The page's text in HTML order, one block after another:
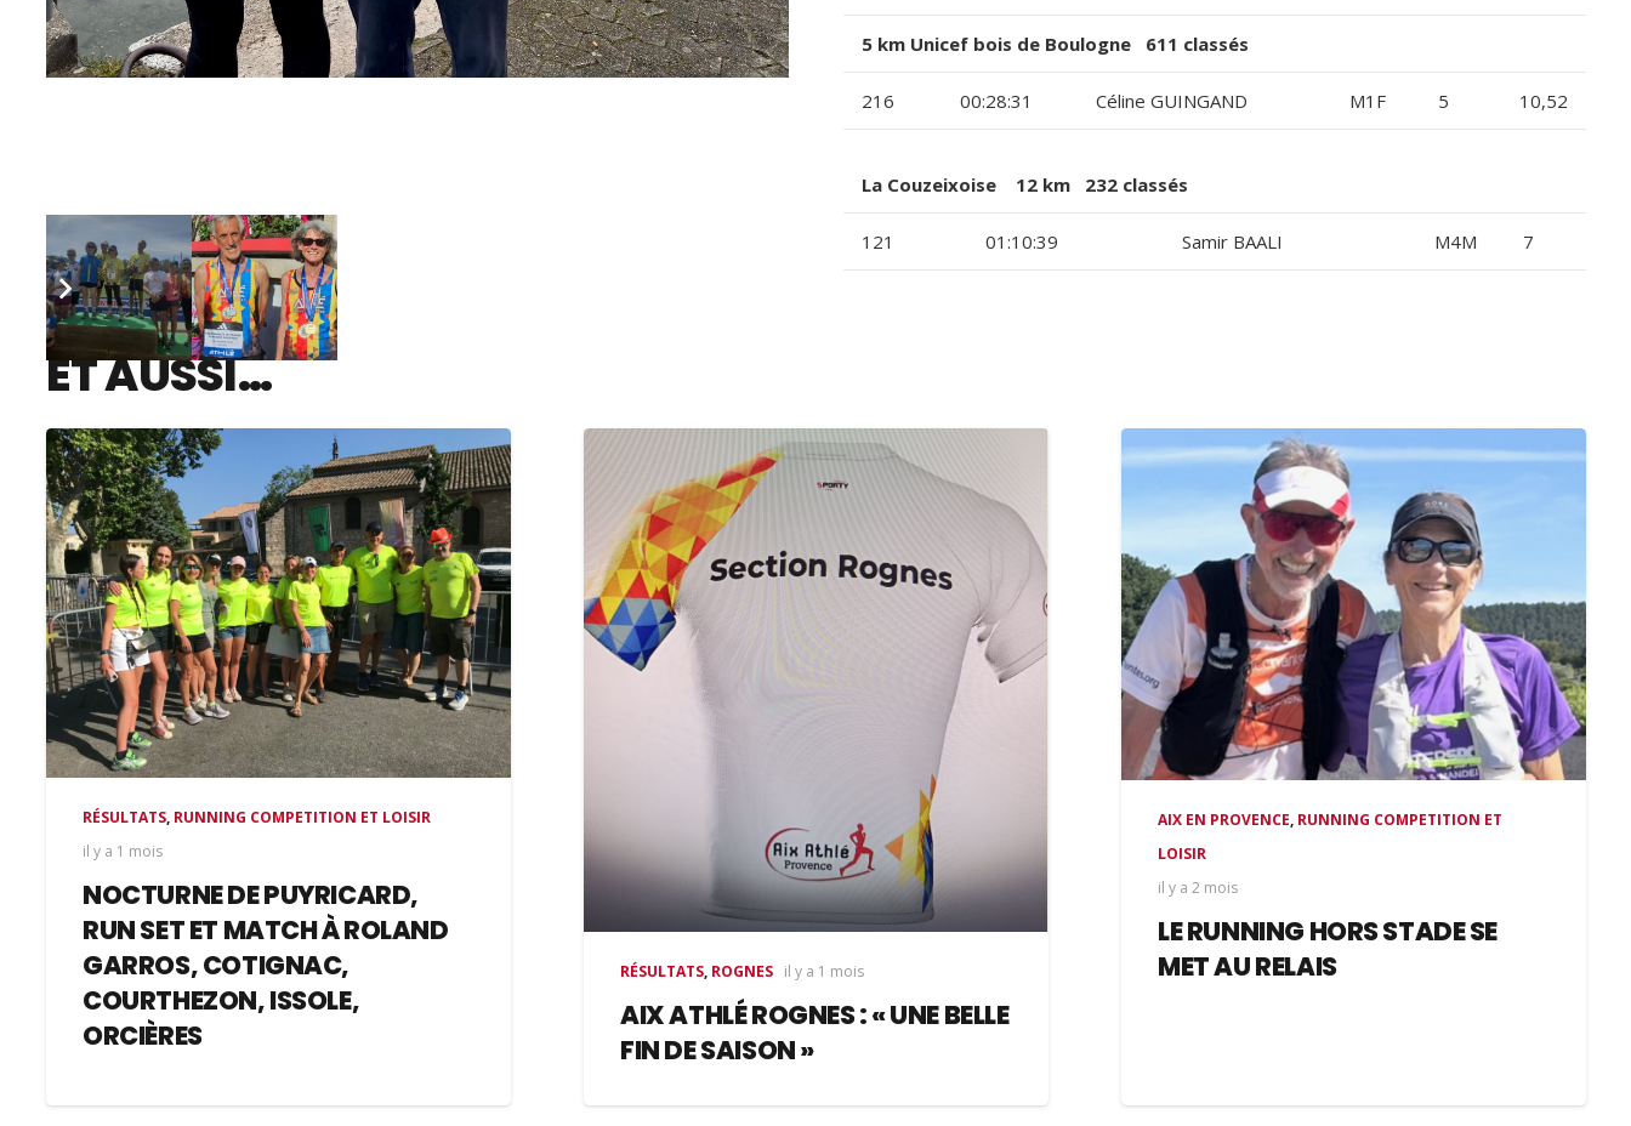
5 km Unicef bois de Boulogne 611 classés
216 00:28:31 Céline GUINGAND M1F 5 10,52
La Couzeixoise 12 km 232 classés
121 01:10:39 Samir BAALI M4M 7
ET AUSSI…
RÉSULTATS, RUNNING COMPETITION ET LOISIR
il y a 1 mois
NOCTURNE DE PUYRICARD,
RUN SET ET MATCH À ROLAND
GARROS, COTIGNAC,
COURTHEZON, ISSOLE,
ORCIÈRES
RÉSULTATS, ROGNES il y a 1 mois
AIX ATHLÉ ROGNES : « UNE BELLE
FIN DE SAISON »
AIX EN PROVENCE, RUNNING COMPETITION ET
LOISIR
il y a 2 mois
LE RUNNING HORS STADE SE
MET AU RELAIS